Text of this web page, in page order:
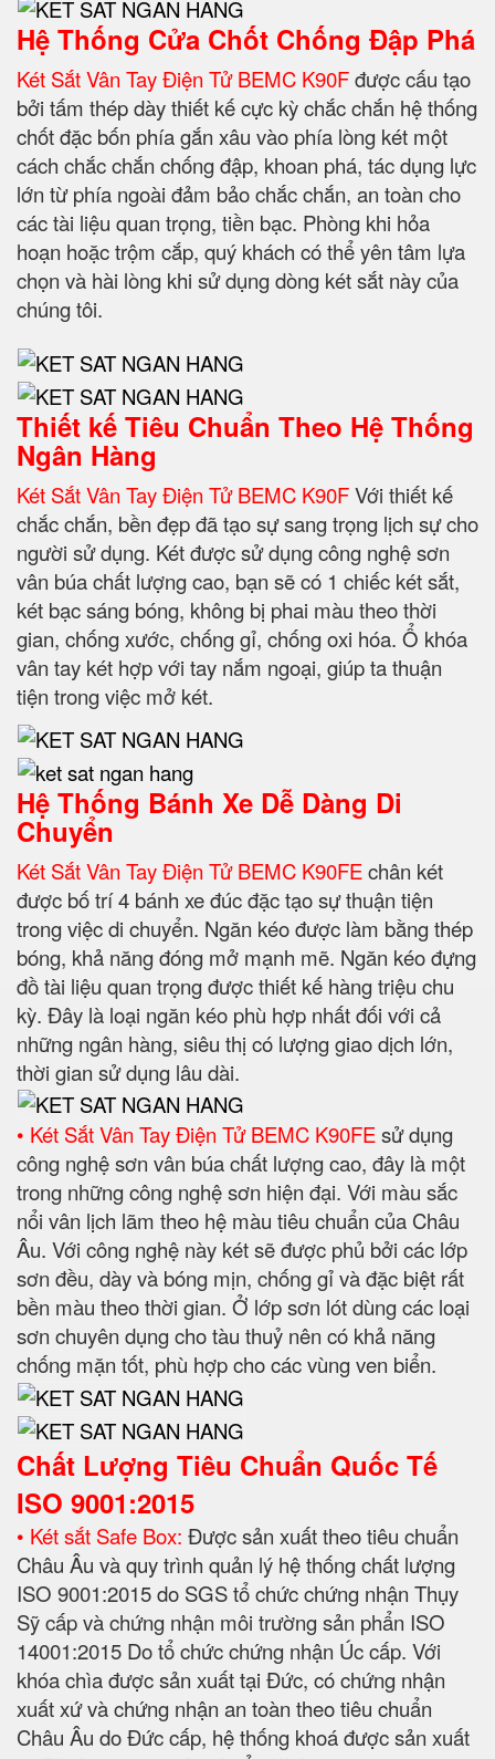
Hệ Thống Cửa Chốt Chống Đập Phá
Két Sắt Vân Tay Điện Tử BEMC K90Fđược cấu tạo
bởi tấm thép dày thiết kế cực kỳ chắc chắn hệ thống
chốt đặc bốn phía gắn xâu vào phía lòng két một
cách chắc chắn chống đập, khoan phá, tác dụng lực
lớn từ phía ngoài đảm bảo chắc chắn, an toàn cho
các tài liệu quan trọng, tiền bạc. Phòng khi hỏa
hoạn hoặc trộm cắp, quý khách có thể yên tâm lựa
chọn và hài lòng khi sử dụng dòng két sắt này của
chúng tôi.
Thiết kế Tiêu Chuẩn Theo Hệ Thống
Ngân Hàng
Két Sắt Vân Tay Điện Tử BEMC K90FVới thiết kế
chắc chắn, bền đẹp đã tạo sự sang trọng lịch sự cho
người sử dụng. Két được sử dụng công nghệ sơn
vân búa chất lượng cao, bạn sẽ có 1 chiếc két sắt,
két bạc sáng bóng, không bị phai màu theo thời
gian, chống xước, chống gỉ, chống oxi hóa. Ổ khóa
vân tay két hợp với tay nắm ngoại, giúp ta thuận
tiện trong việc mở két.
Hệ Thống Bánh Xe Dễ Dàng Di
Chuyển
Két Sắt Vân Tay Điện Tử BEMC K90FEchân két
được bố trí 4 bánh xe đúc đặc tạo sự thuận tiện
trong việc di chuyển. Ngăn kéo được làm bằng thép
bóng, khả năng đóng mở mạnh mẽ. Ngăn kéo đựng
đồ tài liệu quan trọng được thiết kế hàng triệu chu
kỳ. Đây là loại ngăn kéo phù hợp nhất đối với cả
những ngân hàng, siêu thị có lượng giao dịch lớn,
thời gian sử dụng lâu dài.
• Két Sắt Vân Tay Điện Tử BEMC K90FEsử dụng
công nghệ sơn vân búa chất lượng cao, đây là một
trong những công nghệ sơn hiện đại. Với màu sắc
nổi vân lịch lãm theo hệ màu tiêu chuẩn của Châu
Âu. Với công nghệ này két sẽ được phủ bởi các lớp
sơn đều, dày và bóng mịn, chống gỉ và đặc biệt rất
bền màu theo thời gian. Ở lớp sơn lót dùng các loại
sơn chuyên dụng cho tàu thuỷ nên có khả năng
chống mặn tốt, phù hợp cho các vùng ven biển.
Chất Lượng Tiêu Chuẩn Quốc Tế
ISO 9001:2015
• Két sắt Safe Box: Được sản xuất theo tiêu chuẩn
Châu Âu và quy trình quản lý hệ thống chất lượng
ISO 9001:2015 do SGS tổ chức chứng nhận Thụy
Sỹ cấp và chứng nhận môi trường sản phẩn ISO
14001:2015 Do tổ chức chứng nhận Úc cấp. Với
khóa chìa được sản xuất tại Đức, có chứng nhận
xuất xứ và chứng nhận an toàn theo tiêu chuẩn
Châu Âu do Đức cấp, hệ thống khoá được sản xuất